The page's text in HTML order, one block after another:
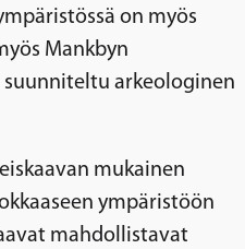
on myös
Mankbyn
suunniteltu arkeologinen
mukainen
ympäristöön
mahdollistavat